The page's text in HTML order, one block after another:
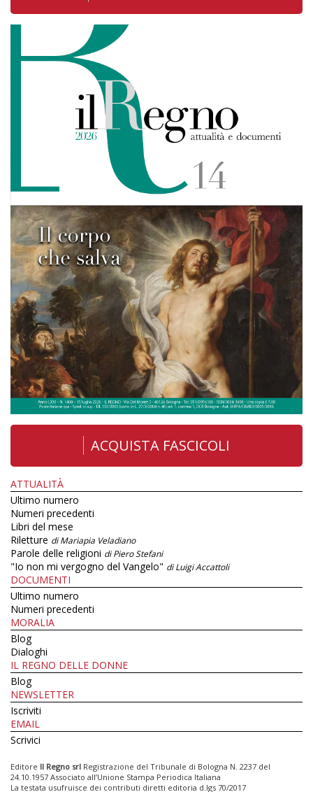
ACQUISTA FASCICOLI
ATTUALITÀ
Ultimo numero
Numeri precedenti
Libri del mese
Riletture di Mariapia Veladiano
Parole delle religioni di Piero Stefani
"Io non mi vergogno del Vangelo" di Luigi Accattoli
DOCUMENTI
Ultimo numero
Numeri precedenti
MORALIA
Blog
Dialoghi
IL REGNO DELLE DONNE
Blog
NEWSLETTER
Iscriviti
EMAIL
Scrivici
Editore Il Regno srl Registrazione del Tribunale di Bologna N. 2237 del
24.10.1957 Associato all’Unione Stampa Periodica Italiana
La testata usufruisce dei contributi diretti editoria d.lgs 70/2017